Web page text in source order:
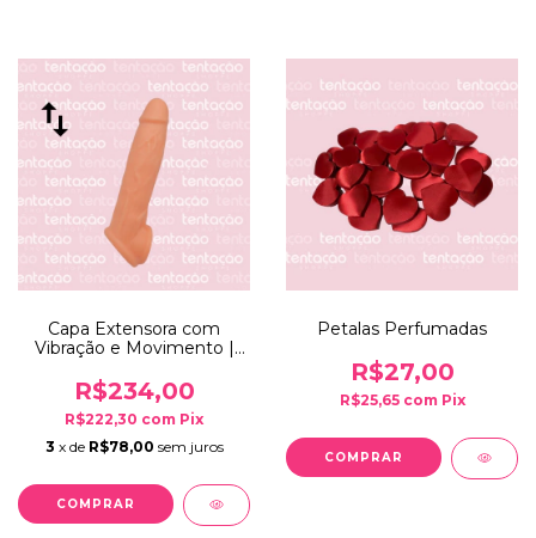
Capa Extensora com
Vibração e Movimento |
R$234,00
R$222,30 com Pix
3 x de R$78,00 sem juros
Petalas Perfumadas
R$27,00
R$25,65 com Pix